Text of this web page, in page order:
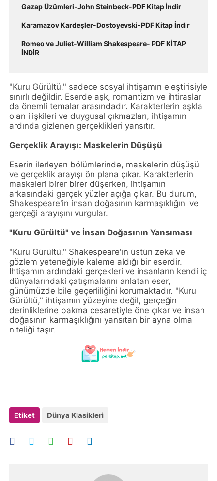
Gazap Üzümleri-John Steinbeck-PDF Kitap İndir
Karamazov Kardeşler-Dostoyevski-PDF Kitap İndir
Romeo ve Juliet-William Shakespeare- PDF KİTAP
İNDİR
"Kuru Gürültü," sadece sosyal ihtişamın eleştirisiyle
sınırlı değildir. Eserde aşk, romantizm ve ihtiraslar
da önemli temalar arasındadır. Karakterlerin aşkla
olan ilişkileri ve duygusal çıkmazları, ihtişamın
ardında gizlenen gerçeklikleri yansıtır.
Gerçeklik Arayışı: Maskelerin Düşüşü
Eserin ilerleyen bölümlerinde, maskelerin düşüşü
ve gerçeklik arayışı ön plana çıkar. Karakterlerin
maskeleri birer birer düşerken, ihtişamın
arkasındaki gerçek yüzler açığa çıkar. Bu durum,
Shakespeare'in insan doğasının karmaşıklığını ve
gerçeği arayışını vurgular.
"Kuru Gürültü" ve İnsan Doğasının Yansıması
"Kuru Gürültü," Shakespeare'in üstün zeka ve
gözlem yeteneğiyle kaleme aldığı bir eserdir.
İhtişamın ardındaki gerçekleri ve insanların kendi iç
dünyalarındaki çatışmalarını anlatan eser,
günümüzde bile geçerliliğini korumaktadır. "Kuru
Gürültü," ihtişamın yüzeyine değil, gerçeğin
derinliklerine bakma cesaretiyle öne çıkar ve insan
doğasının karmaşıklığını yansıtan bir ayna olma
niteliği taşır.
Etiket Dünya Klasikleri